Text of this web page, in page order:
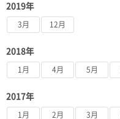
2019年
3月 12月
2018年
1月 4月 5月
2017年
1月 2月 3月